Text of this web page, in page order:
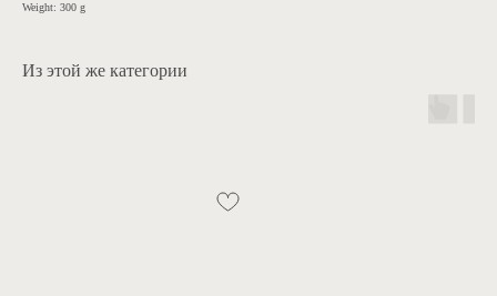
Weight: 300 g
Из этой же категории